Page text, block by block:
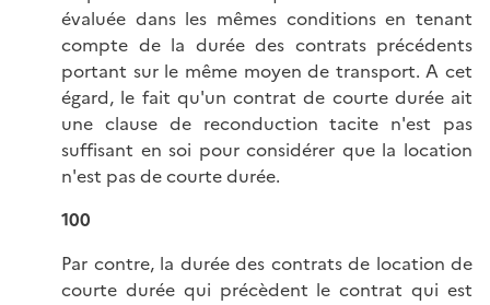
évaluée dans les mêmes conditions en tenant
compte de la durée des contrats précédents
portant sur le même moyen de transport. A cet
égard, le fait qu'un contrat de courte durée ait
une clause de reconduction tacite n'est pas
suffisant en soi pour considérer que la location
n'est pas de courte durée.
100
Par contre, la durée des contrats de location de
courte durée qui précèdent le contrat qui est